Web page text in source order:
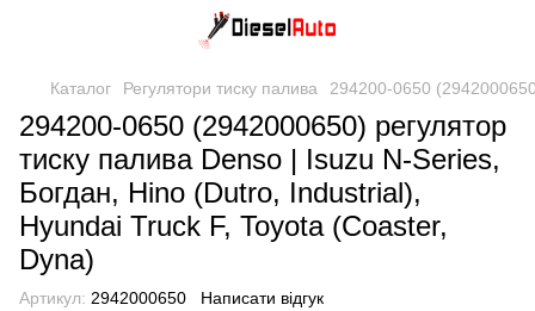
Каталог Регулятори тиску палива 294200-0650
294200-0650 (2942000650) регулятор
тиску палива Denso | Isuzu N-Series,
Богдан, Hino (Dutro, Industrial),
Hyundai Truck F, Toyota (Coaster,
Dyna)
Артикул: 2942000650 Написати відгук